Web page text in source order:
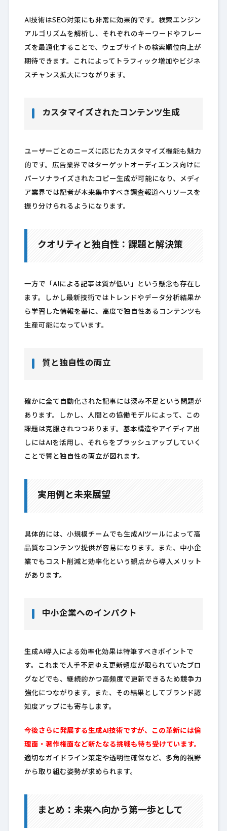
AI技術はSEO対策にも非常に効果的です。検索エンジン
アルゴリズムを解析し、それぞれのキーワードやフレー
ズを最適化することで、ウェブサイトの検索順位向上が
期待できます。これによってトラフィック増加やビジネ
スチャンス拡大につながります。
カスタマイズされたコンテンツ生成
ユーザーごとのニーズに応じたカスタマイズ機能も魅力
的です。広告業界ではターゲットオーディエンス向けに
パーソナライズされたコピー生成が可能になり、メディ
ア業界では記者が本来集中すべき調査報道へリソースを
振り分けられるようになります。
クオリティと独自性：課題と解決策
一方で「AIによる記事は質が低い」という懸念も存在し
ます。しかし最新技術ではトレンドやデータ分析結果か
ら学習した情報を基に、高度で独自性あるコンテンツも
生産可能になっています。
質と独自性の両立
確かに全て自動化された記事には深み不足という問題が
あります。しかし、人間との協働モデルによって、この
課題は克服されつつあります。基本構造やアイディア出
しにはAIを活用し、それらをブラッシュアップしていく
ことで質と独自性の両立が図れます。
実用例と未来展望
具体的には、小規模チームでも生成AIツールによって高
品質なコンテンツ提供が容易になります。また、中小企
業でもコスト削減と効率化という観点から導入メリット
があります。
中小企業へのインパクト
生成AI導入による効率化効果は特筆すべきポイントで
す。これまで人手不足ゆえ更新頻度が限られていたブロ
グなどでも、継続的かつ高頻度で更新できるため競争力
強化につながります。また、その結果としてブランド認
知度アップにも寄与します。
今後さらに発展する生成AI技術ですが、この革新には倫
理面・著作権面など新たなる挑戦も待ち受けています。
適切なガイドライン策定や透明性確保など、多角的視野
から取り組む姿勢が求められます。
まとめ：未来へ向かう第一歩として